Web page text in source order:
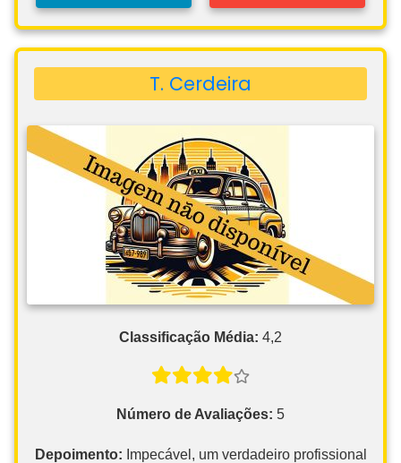
T. Cerdeira
Classificação Média: 4,2
Número de Avaliações: 5
Depoimento: Impecável, um verdadeiro profissional